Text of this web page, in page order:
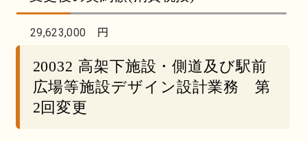
29,623,000 円
20032 高架下施設・側道及び駅前
広場等施設デザイン設計業務 第
2回変更